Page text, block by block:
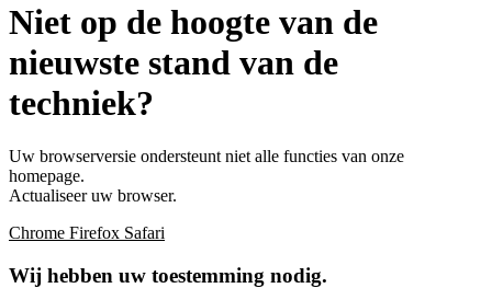
Niet op de hoogte van de
nieuwste stand van de
techniek?
Uw browserversie ondersteunt niet alle functies van onze
homepage.
Actualiseer uw browser.
Chrome Firefox Safari
Wij hebben uw toestemming nodig.